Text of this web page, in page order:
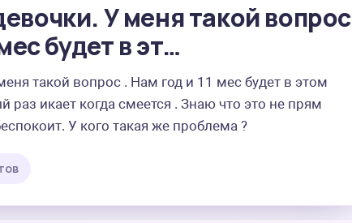
У меня такой вопрос
будет в эт…
такой вопрос . Нам год и 11 мес будет в этом
икает когда смеется . Знаю что это не прям
У кого такая же проблема ?